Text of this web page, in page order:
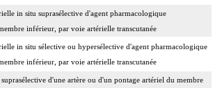
in situ suprasélective d'agent pharmacologique
inférieur, par voie artérielle transcutanée
in situ sélective ou hypersélective d'agent pharmacologique
inférieur, par voie artérielle transcutanée
d'une artère ou d'un pontage artériel du membre